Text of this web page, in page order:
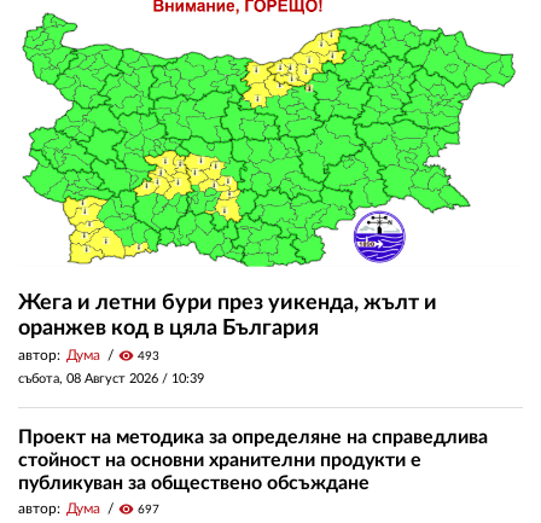
Жега и летни бури през уикенда, жълт и
оранжев код в цяла България
автор: Дума visibility 493
събота, 08 Август 2026 / 10:39
Проект на методика за определяне на справедлива
стойност на основни хранителни продукти е
публикуван за обществено обсъждане
автор: Дума visibility 697